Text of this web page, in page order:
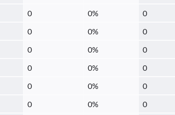
0 0% 0
0 0% 0
0 0% 0
0 0% 0
0 0% 0
0 0% 0